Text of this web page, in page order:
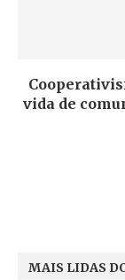
vida de
MAIS LIDAS